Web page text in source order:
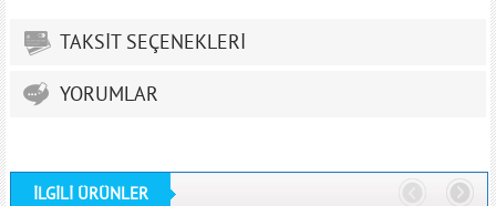
TAKSİT SEÇENEKLERİ
YORUMLAR
İLGİLİ ÜRÜNLER